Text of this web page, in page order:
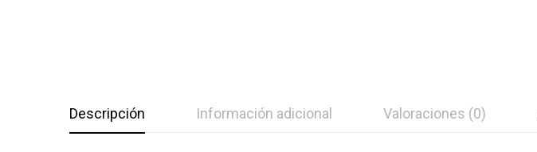
Descripción Información adicional Valoraciones (0)